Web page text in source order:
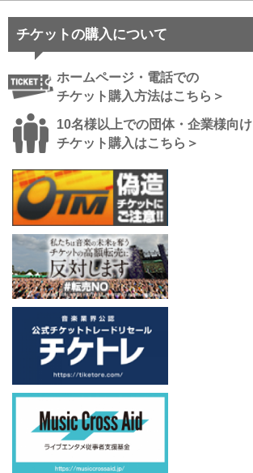
チケットの購入について
ホームページ・電話での
チケット購入方法はこちら＞
10名様以上での団体・企業様向け
チケット購入はこちら＞